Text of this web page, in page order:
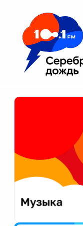
Москва 100.1 FM
Апатиты
Екатеринбург
Калининград
Калуга